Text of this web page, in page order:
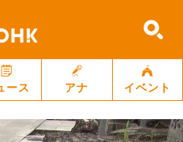
ース アナ イベント